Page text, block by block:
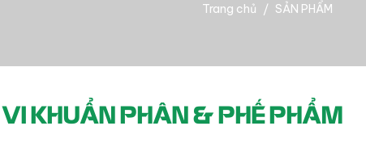
Trang chủ SẢN PHẨM
KHUẨN PHÂN & PHẾ PHẨM